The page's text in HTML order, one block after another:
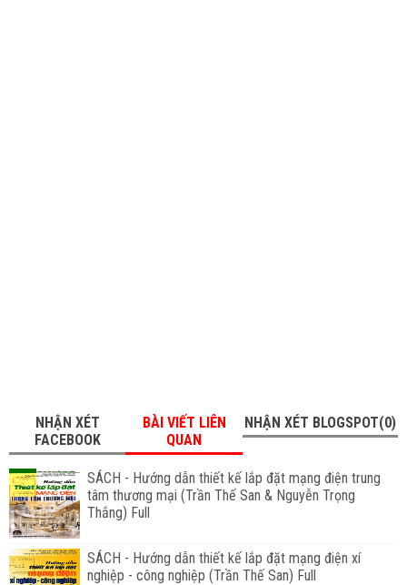
NHẬN XÉT
FACEBOOK
BÀI VIẾT LIÊN
QUAN
NHẬN XÉT BLOGSPOT(0)
SÁCH - Hướng dẫn thiết kế lắp đặt mạng điện trung
tâm thương mại (Trần Thế San & Nguyễn Trọng
Thắng) Full
SÁCH - Hướng dẫn thiết kế lắp đặt mạng điện xí
nghiệp - công nghiệp (Trần Thế San) Full